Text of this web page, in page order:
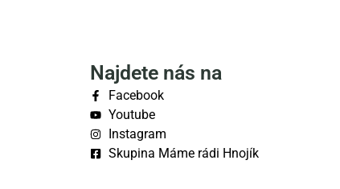
Najdete nás na
Facebook
Youtube
Instagram
Skupina Máme rádi Hnojík